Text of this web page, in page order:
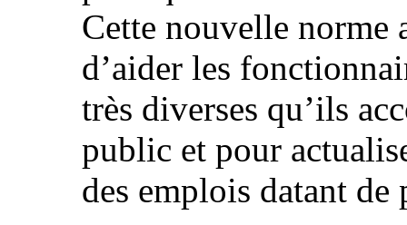
Cette nouvelle norme
d’aider les
très diverses qu’ils
public et pour
des emplois datant de